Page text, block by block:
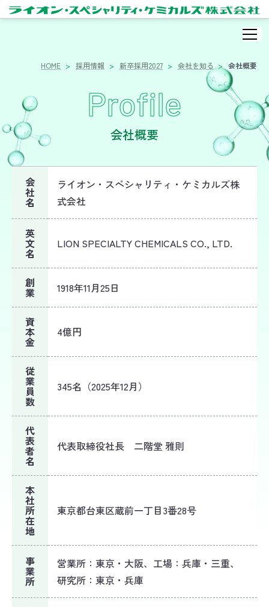
HOME 採用情報 新卒採用2027 会社を知る 会社概要
Profile
会社概要
会
社
名
ライオン・スペシャリティ・ケミカルズ株
式会社
英
文
名
LION SPECIALTY CHEMICALS CO., LTD.
創
業 1918年11月25日
資
本
金
4億円
従
業
員
数
345名（2025年12月）
代
表
者
名
代表取締役社長 二階堂 雅則
本
社
所
在
地
東京都台東区蔵前一丁目3番28号
事
業
所
営業所：東京・大阪、工場：兵庫・三重、
研究所：東京・兵庫